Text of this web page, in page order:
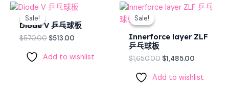
Sale!
Sale!
Diode V 乒乓球板
$570.00
Original
was:
$570.00.
$513.00
Current
is:
$513.00.
Add to wishlist
Sale!
Sale!
Innerforce layer ZLF
乒乓球板
$1,650.00
Original
price
$1,485.00
Current
Add to wishlist